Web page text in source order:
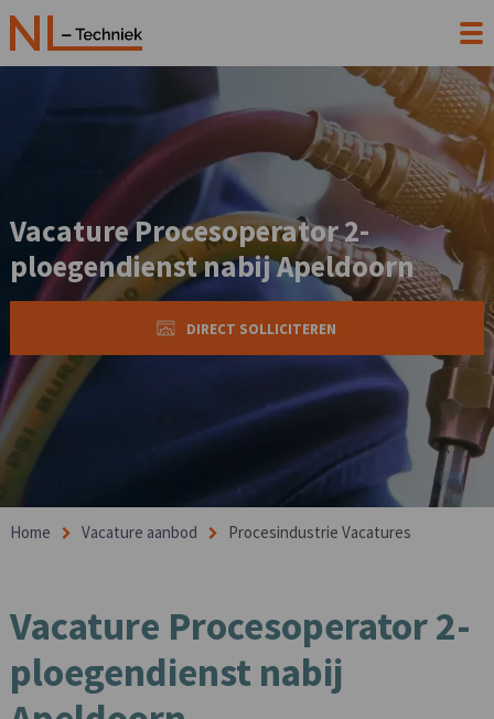
Vacature Procesoperator 2-
ploegendienst nabij Apeldoorn
DIRECT SOLLICITEREN
Home Vacature aanbod Procesindustrie Vacatures
Vacature Procesoperator 2-
ploegendienst nabij